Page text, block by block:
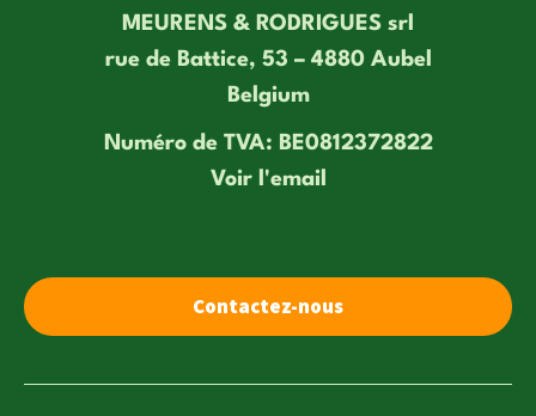
Contactez-nous
MEURENS & RODRIGUES srl
rue de Battice, 53 – 4880 Aubel
Belgium
Numéro de TVA: BE0812372822
Voir l'email